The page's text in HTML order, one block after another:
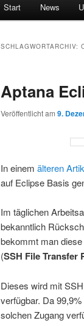
Start News
SCHLAGWORTARCHIV:
Aptana
Veröffentlicht am 9.
In einem älteren
auf Eclipse Basis
Im täglichen
bekanntlich
bekommt man
(SSH File Transfer
Dieses wird mit
verfügbar. Da
solchen Zugang